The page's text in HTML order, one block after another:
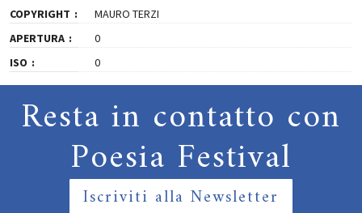
COPYRIGHT
MAURO TERZI
APERTURA
0
ISO
0
Resta in contatto con
Poesia Festival
Iscriviti alla Newsletter